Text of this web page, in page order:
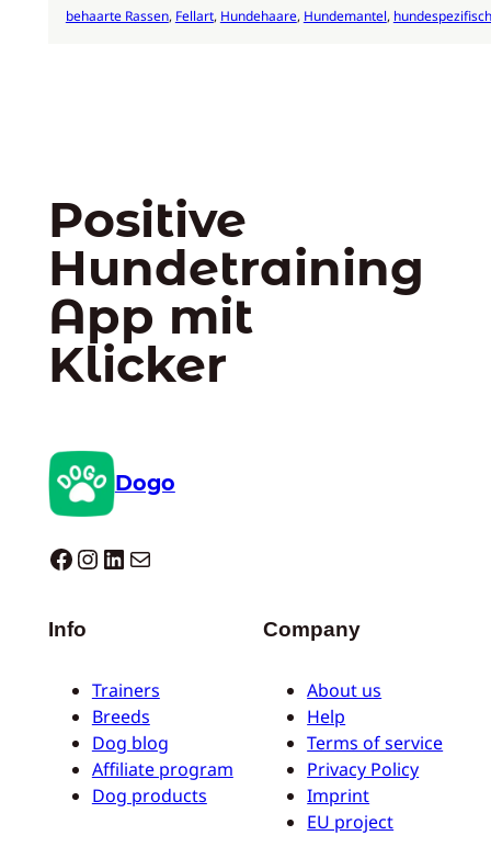
behaarte Rassen, Fellart, Hundehaare, Hundemantel, hundespezifisch
Positive
Hundetraining
App mit
Klicker
Dogo
Dogo facebook InstagramLinkedIn E-Mail
Info
Trainers
Breeds
Dog blog
Affiliate program
Dog products
Company
About us
Help
Terms of service
Privacy Policy
Imprint
EU project